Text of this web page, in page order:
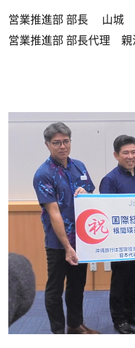
営業推進部 部長 山城
営業推進部 部長代理 親